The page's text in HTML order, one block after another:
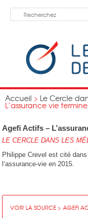
Accueil > Le Cercle
L’assurance vie
Agefi Actifs –
LE CERCLE DANS LES
Philippe Crevel est cité
l’assurance-vie en 2015.
VOIR LA SOURCE > AGEFI